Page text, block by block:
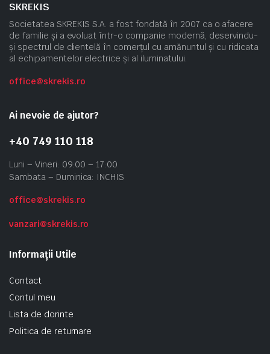
SKREKIS
Societatea SKREKIS S.A. a fost fondată în 2007 ca o afacere
de familie și a evoluat într-o companie modernă, deservindu-
și spectrul de clientelă în comerțul cu amănuntul și cu ridicata
al echipamentelor electrice și al iluminatului.
office@skrekis.ro
Ai nevoie de ajutor?
+40 749 110 118
Luni – Vineri: 09:00 – 17:00
Sambata – Duminica: INCHIS
office@skrekis.ro
vanzari@skrekis.ro
Informații Utile
Contact
Contul meu
Lista de dorinte
Politica de returnare